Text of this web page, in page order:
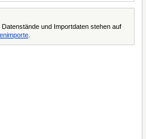
und Importdaten stehen auf